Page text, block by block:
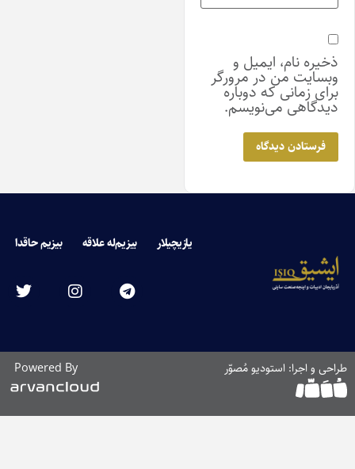
نام، ایمیل و
من در مرورگر
زمانی که دوباره
می‌نویسم.
یازیچیلار بیزیم‌له علاقه بیزیم حاقدا
و اجرا: استودیو مُصوّر Powered By